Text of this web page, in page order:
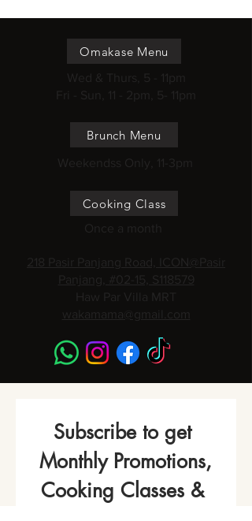
Omakase Menu
Wed & Thurs, 5 - 11pm
Fri - Sun, 11 - 2pm, 5- 11pm
Brunch Menu
Weekendss Only, 11-3pm
Cooking Class
Once a month
218 Pasir Panjang Road, ICON@Pasir
Panjang, #02-15, S118579
Haw Par Villa MRT
wakamama@gmail.com
Subscribe to get
Monthly Promotions,
Cooking Classes &